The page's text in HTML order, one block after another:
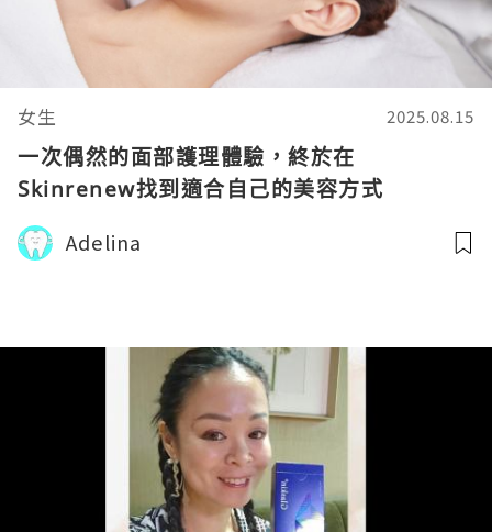
女生 2025.08.15
一次偶然的面部護理體驗，終於在
Skinrenew找到適合自己的美容方式
Adelina